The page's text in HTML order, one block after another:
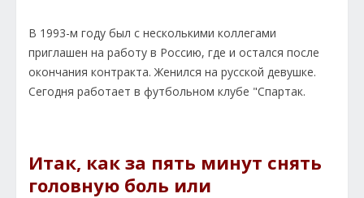
В 1993-м году был с несколькими коллегами
приглашен на работу в Россию, где и остался после
окончания контракта. Женился на русской девушке.
Сегодня работает в футбольном клубе "Спартак.
Итак, как за пять минут снять
головную боль или